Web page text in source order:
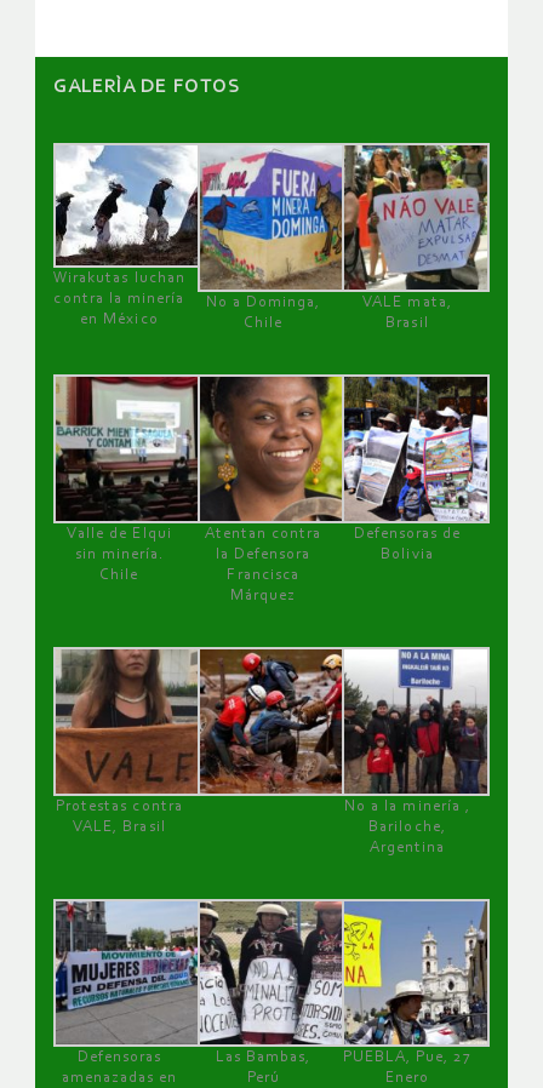
GALERÌA DE FOTOS
Wirakutas luchan
contra la minería
en México
No a Dominga,
Chile
VALE mata,
Brasil
Valle de Elqui
sin minería.
Chile
Atentan contra
la Defensora
Francisca
Márquez
Defensoras de
Bolivia
Protestas contra
VALE, Brasil
No a la minería ,
Bariloche,
Argentina
Defensoras
amenazadas en
Las Bambas,
Perú
PUEBLA, Pue, 27
Enero